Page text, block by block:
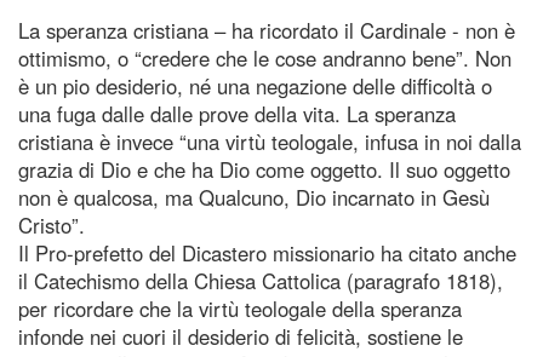
La speranza cristiana – ha ricordato il Cardinale - non è
ottimismo, o “credere che le cose andranno bene”. Non
è un pio desiderio, né una negazione delle difficoltà o
una fuga dalle dalle prove della vita. La speranza
cristiana è invece “una virtù teologale, infusa in noi dalla
grazia di Dio e che ha Dio come oggetto. Il suo oggetto
non è qualcosa, ma Qualcuno, Dio incarnato in Gesù
Cristo”.
Il Pro-prefetto del Dicastero missionario ha citato anche
il Catechismo della Chiesa Cattolica (paragrafo 1818),
per ricordare che la virtù teologale della speranza
infonde nei cuori il desiderio di felicità, sostiene le